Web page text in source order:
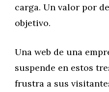
carga. Un valor por
objetivo.
Una web de una
suspende en estos
frustra a sus